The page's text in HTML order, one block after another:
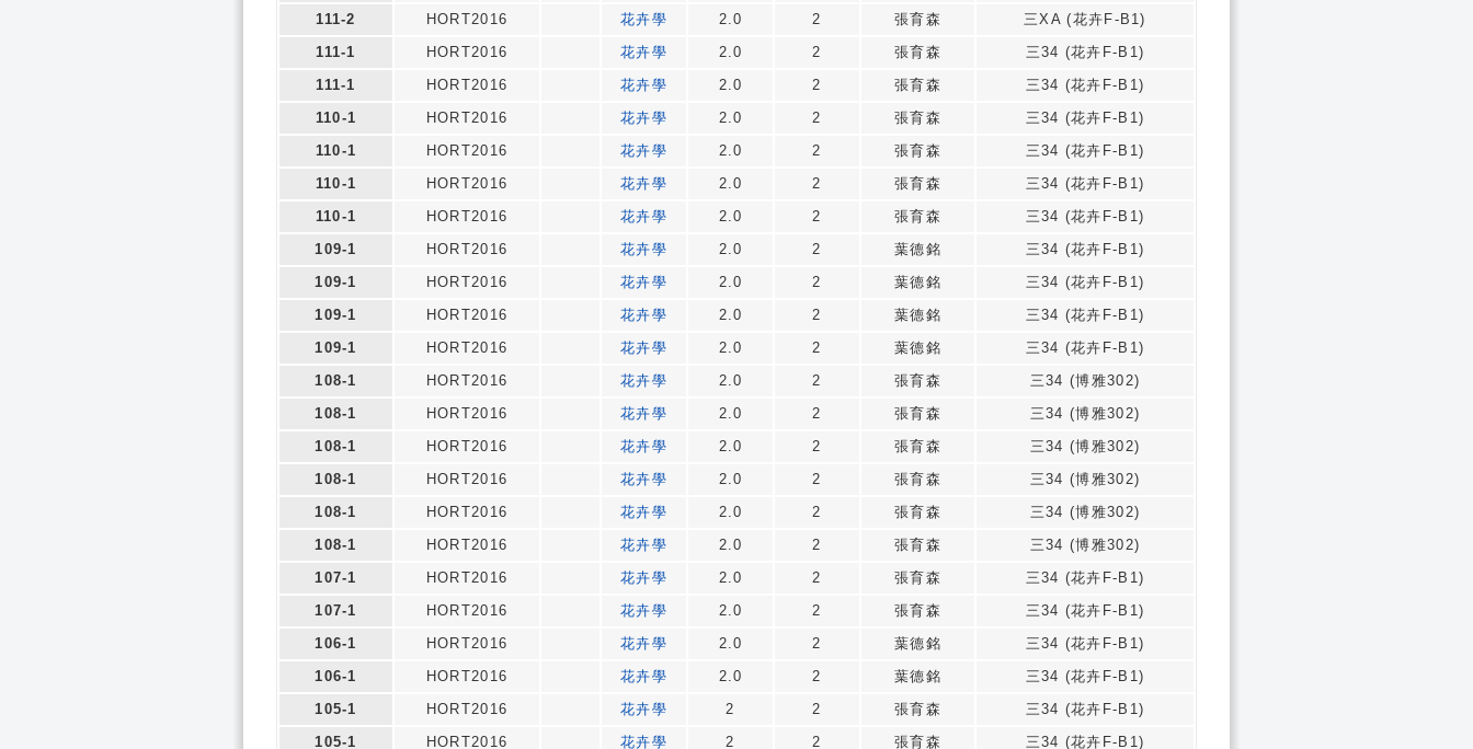
111-2
HORT2016 花卉學 2.0 2 張育森
三XA (花卉F-B1)
111-1
HORT2016 花卉學 2.0 2 張育森
三34 (花卉F-B1)
111-1
HORT2016 花卉學 2.0 2 張育森
三34 (花卉F-B1)
110-1
HORT2016 花卉學 2.0 2 張育森
三34 (花卉F-B1)
110-1
HORT2016 花卉學 2.0 2 張育森
三34 (花卉F-B1)
110-1
HORT2016 花卉學 2.0 2 張育森
三34 (花卉F-B1)
110-1
HORT2016 花卉學 2.0 2 張育森
三34 (花卉F-B1)
109-1
HORT2016 花卉學 2.0 2 葉德銘
三34 (花卉F-B1)
109-1
HORT2016 花卉學 2.0 2 葉德銘
三34 (花卉F-B1)
109-1
HORT2016 花卉學 2.0 2 葉德銘
三34 (花卉F-B1)
109-1
HORT2016 花卉學 2.0 2 葉德銘
三34 (花卉F-B1)
108-1
HORT2016 花卉學 2.0 2 張育森
三34 (博雅302)
108-1
HORT2016 花卉學 2.0 2 張育森
三34 (博雅302)
108-1
HORT2016 花卉學 2.0 2 張育森
三34 (博雅302)
108-1
HORT2016 花卉學 2.0 2 張育森
三34 (博雅302)
108-1
HORT2016 花卉學 2.0 2 張育森
三34 (博雅302)
108-1
HORT2016 花卉學 2.0 2 張育森
三34 (博雅302)
107-1
HORT2016 花卉學 2.0 2 張育森
三34 (花卉F-B1)
107-1
HORT2016 花卉學 2.0 2 張育森
三34 (花卉F-B1)
106-1
HORT2016 花卉學 2.0 2 葉德銘
三34 (花卉F-B1)
106-1
HORT2016 花卉學 2.0 2 葉德銘
三34 (花卉F-B1)
105-1
HORT2016 花卉學 2 2 張育森
三34 (花卉F-B1)
105-1
HORT2016 花卉學 2 2 張育森 三34 (花卉F-B1)